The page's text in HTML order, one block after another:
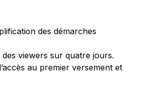
des démarches
viewers sur quatre jours.
au premier versement et